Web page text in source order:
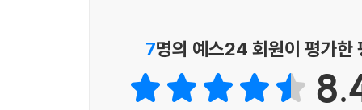
두고 ‘자기만의 방’을 성취했음에도 채워지지 않
이는 작가 자신의 삶에서 도출된 자아성찰적 물
오른 미술사학자이며 1984년 9월에 출간된『호
7명의 예스24 회원이 평가한